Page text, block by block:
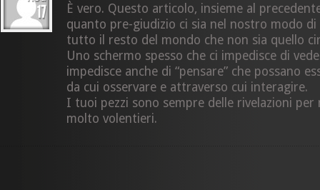
È vero. Questo articolo, insieme al
quanto pre-giudizio ci sia nel nostro modo di
tutto il resto del mondo che non sia quello
Uno schermo spesso che ci impedisce di
impedisce anche di “pensare” che possano
da cui osservare e attraverso cui interagire.
I tuoi pezzi sono sempre delle rivelazioni
molto volentieri.